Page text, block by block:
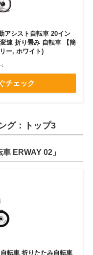
アシスト自転車 20イン
速 折り畳み 自転車 【簡
ー, ホワイト)
チェック
グ：トップ3
ERWAY 02」
転車 折りたたみ自転車